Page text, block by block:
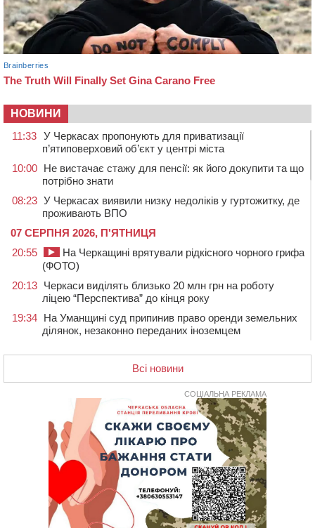
НОВИНИ
11:33 У Черкасах пропонують для приватизації
п’ятиповерховий об’єкт у центрі міста
10:00 Не вистачає стажу для пенсії: як його докупити та що
потрібно знати
08:23 У Черкасах виявили низку недоліків у гуртожитку, де
проживають ВПО
07 СЕРПНЯ 2026, П'ЯТНИЦЯ
20:55
На Черкащині врятували рідкісного чорного грифа
(ФОТО)
20:13 Черкаси виділять близько 20 млн грн на роботу
ліцею “Перспектива” до кінця року
19:34 На Уманщині суд припинив право оренди земельних
ділянок, незаконно переданих іноземцем
стали фіналістками Global Teacher Prize Ukraine 2026
18:23 Зарядка, йога, сапи та нові знайомства: у Черкасах
закрили сезон літнього табору для людей поважного
“Це страшна несправедливість”: мати хворого на
СМА 13-річного хлопця із Драбівщини просить
ОВА виділити кошти на дороговартісні ліки
На Уманщині судитимуть колишню очільницю відділу
освіти через закупівлю електрики за завищеною
ціною
Всі новини
СОЦІАЛЬНА РЕКЛАМА